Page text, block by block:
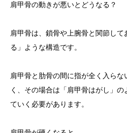
肩甲骨の動きが悪いとどうなる？
肩甲骨は、鎖骨や上腕骨と関節し
る」ような構造です。
肩甲骨と肋骨の間に指が全く入ら
く、その場合は「肩甲骨はがし」
ていく必要があります。